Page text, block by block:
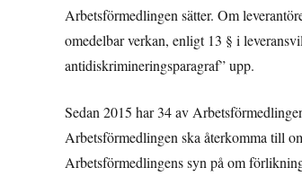
Arbetsförmedlingen sätter. Om
omedelbar verkan, enligt 13 § i
antidiskrimineringsparagraf” upp.
Sedan 2015 har 34 av
Arbetsförmedlingen ska återkomma till
Arbetsförmedlingens syn på om